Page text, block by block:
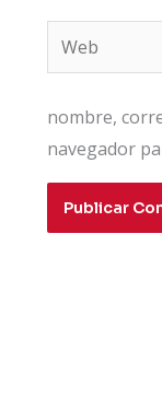
Web
nombre,
navegador